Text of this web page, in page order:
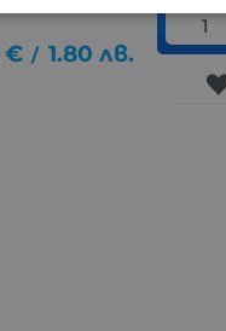
€ / 1.80 лв.